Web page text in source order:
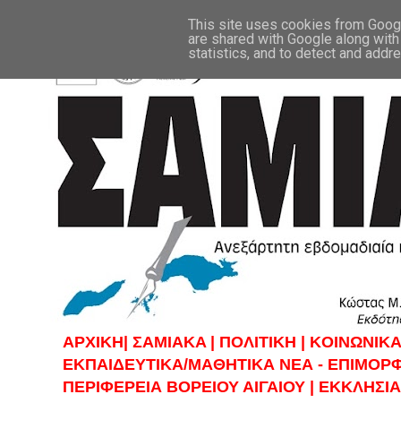
ΑΡΧΙΚΗ| ΣAMIAKA | ΠΟΛΙΤΙΚΗ |
ΕΚΠΑΙΔΕΥΤΙΚΑ/ΜΑΘΗΤΙΚΑ ΝΕΑ -
ΠΕΡΙΦΕΡΕΙΑ ΒΟΡΕΙΟΥ ΑΙΓΑΙΟΥ |
This site uses cookies from
are shared with Google along
statistics, and to detect and